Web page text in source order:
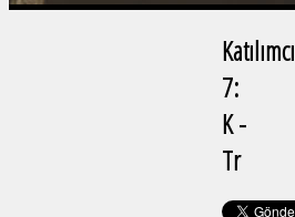
Katılımcı
7:
K -
Tr